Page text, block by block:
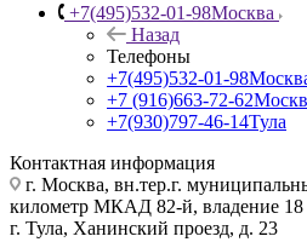
+7(495)532-01-98Москва
Назад
Телефоны
+7(495)532-01-98
+7 (916)663-72-62
+7(930)797-46-14Тула
Контактная информация
г. Москва, вн.тер.г.
километр МКАД 82-й, владение 18
г. Тула, Ханинский проезд, д. 23